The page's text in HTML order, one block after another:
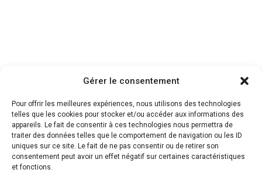
Gérer le consentement
Pour offrir les meilleures expériences, nous utilisons des technologies
telles que les cookies pour stocker et/ou accéder aux informations des
appareils. Le fait de consentir à ces technologies nous permettra de
traiter des données telles que le comportement de navigation ou les ID
uniques sur ce site. Le fait de ne pas consentir ou de retirer son
consentement peut avoir un effet négatif sur certaines caractéristiques
et fonctions.
Téléphone